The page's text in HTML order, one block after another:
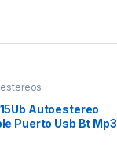
Autoestereo
Puerto Usb Bt Mp3